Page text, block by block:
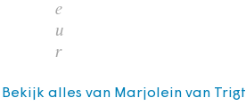
e
u
r
Bekijk alles van Marjolein van Trigt